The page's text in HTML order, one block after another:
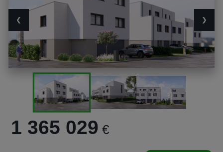
❮ ❯
1 365 029 €